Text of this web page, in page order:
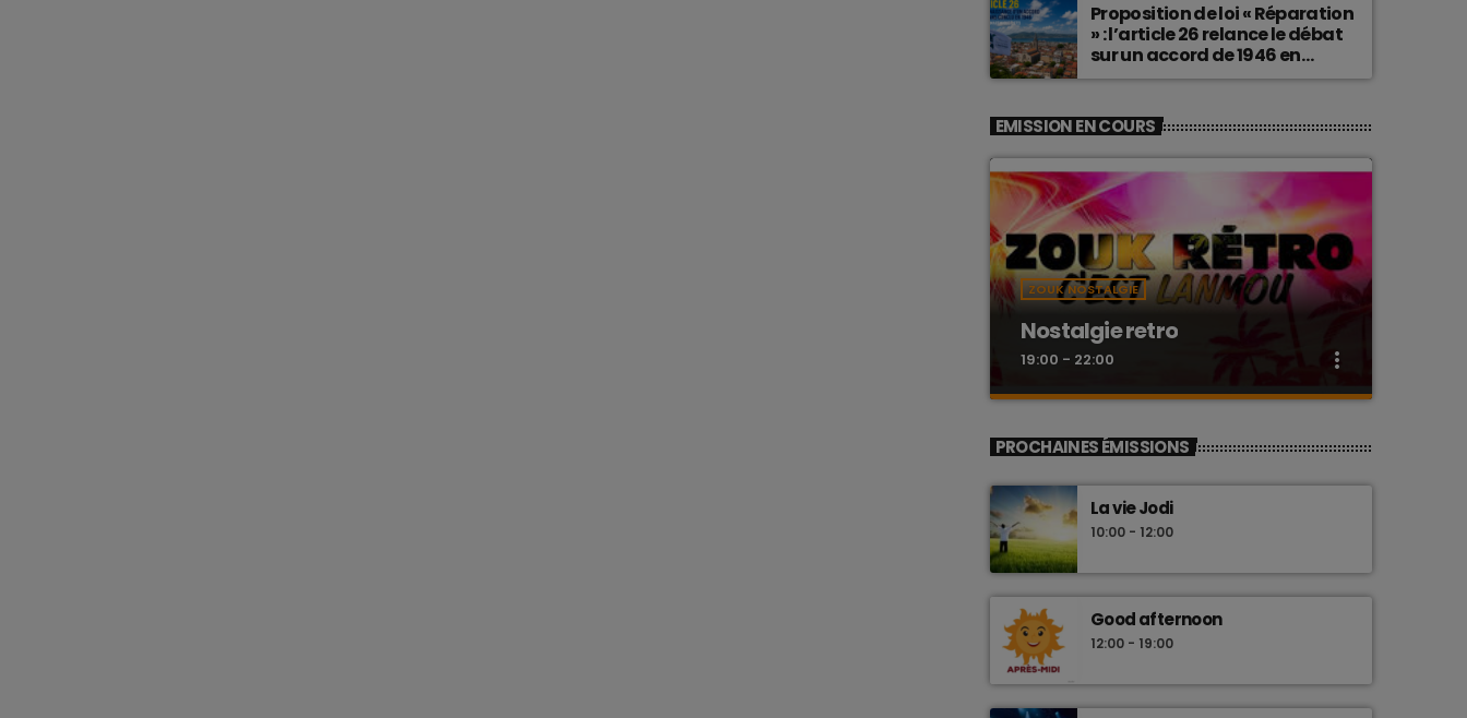
Proposition de loi « Réparation
» : l’article 26 relance le débat
sur un accord de 1946 en
Martinique
EMISSION EN COURS
ZOUK NOSTALGIE
Nostalgie retro
19:00 - 22:00 more_vert
Nostalgie retro
Les plus beaux Zouk des années 80
PROCHAINES ÉMISSIONS
La vie Jodi
10:00 - 12:00
Good afternoon
12:00 - 19:00